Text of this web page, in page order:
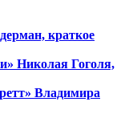
краткое
Николая Гоголя,
Владимира